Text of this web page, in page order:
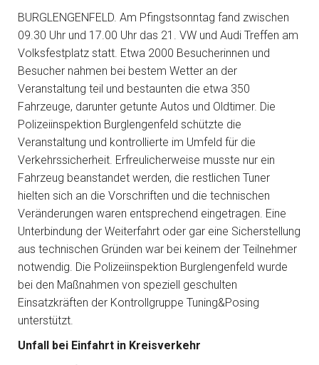
BURGLENGENFELD. Am Pfingstsonntag fand zwischen
09.30 Uhr und 17.00 Uhr das 21. VW und Audi Treffen am
Volksfestplatz statt. Etwa 2000 Besucherinnen und
Besucher nahmen bei bestem Wetter an der
Veranstaltung teil und bestaunten die etwa 350
Fahrzeuge, darunter getunte Autos und Oldtimer. Die
Polizeiinspektion Burglengenfeld schützte die
Veranstaltung und kontrollierte im Umfeld für die
Verkehrssicherheit. Erfreulicherweise musste nur ein
Fahrzeug beanstandet werden, die restlichen Tuner
hielten sich an die Vorschriften und die technischen
Veränderungen waren entsprechend eingetragen. Eine
Unterbindung der Weiterfahrt oder gar eine Sicherstellung
aus technischen Gründen war bei keinem der Teilnehmer
notwendig. Die Polizeiinspektion Burglengenfeld wurde
bei den Maßnahmen von speziell geschulten
Einsatzkräften der Kontrollgruppe Tuning&Posing
unterstützt.
Unfall bei Einfahrt in Kreisverkehr